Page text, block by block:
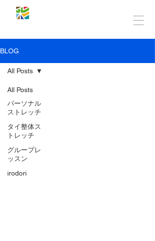
BLOG
All Posts
パーソナル
ストレッチ
タイ整体ス
トレッチ
グループレ
ッスン
irodori
All Posts